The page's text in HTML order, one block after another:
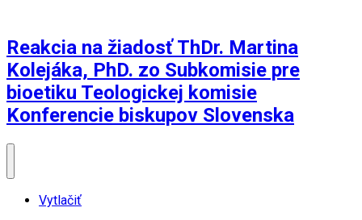
Reakcia na žiadosť ThDr. Martina
Kolejáka, PhD. zo Subkomisie pre
bioetiku Teologickej komisie
Konferencie biskupov Slovenska
Vytlačiť